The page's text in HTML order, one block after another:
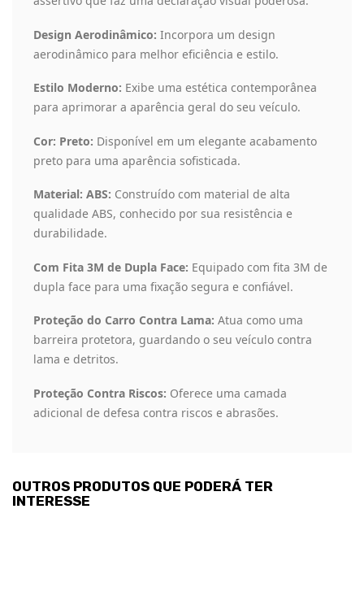
Design Aerodinâmico: Incorpora um design
aerodinâmico para melhor eficiência e estilo.
Estilo Moderno: Exibe uma estética contemporânea
para aprimorar a aparência geral do seu veículo.
Cor: Preto: Disponível em um elegante acabamento
preto para uma aparência sofisticada.
Material: ABS: Construído com material de alta
qualidade ABS, conhecido por sua resistência e
durabilidade.
Com Fita 3M de Dupla Face: Equipado com fita 3M de
dupla face para uma fixação segura e confiável.
Proteção do Carro Contra Lama: Atua como uma
barreira protetora, guardando o seu veículo contra
lama e detritos.
Proteção Contra Riscos: Oferece uma camada
adicional de defesa contra riscos e abrasões.
OUTROS PRODUTOS QUE PODERÁ TER
INTERESSE